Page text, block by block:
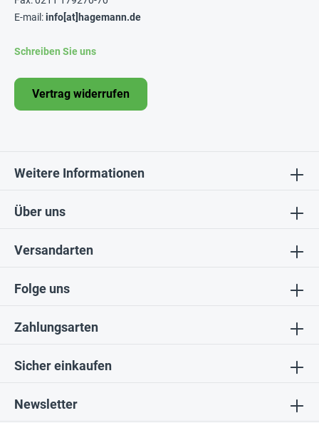
Folge uns
Sicher einkaufen
Über uns
Newsletter
E-mail:info[at]hagemann.de
Schreiben Sie uns
Vertrag widerrufen
Weitere Informationen
Zahlungsarten
Versandarten